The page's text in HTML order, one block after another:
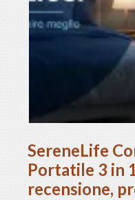
SereneLife
Portatile 3 in
recensione,